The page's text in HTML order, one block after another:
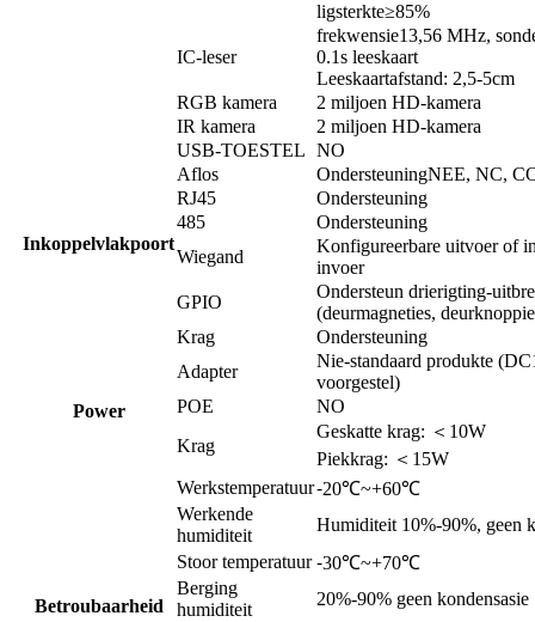
ligsterkte≥85%
IC-leser
frekwensie13,56 MHz, s
0.1s leeskaart
Leeskaartafstand: 2,5-5cm
RGB kamera
2 miljoen HD-kamera
IR kamera
2 miljoen HD-kamera
Inkoppelvlakpoort
USB-TOESTEL NO
Aflos
OndersteuningNEE, NC,
RJ45
Ondersteuning
485
Ondersteuning
Wiegand
Konfigureerbare uitvoer of
invoer
GPIO
Ondersteun drierigting-
(deurmagneties,
Krag
Ondersteuning
Power
Adapter
Nie-standaard produkte
voorgestel)
POE
NO
Krag
Geskatte krag: ＜10W
Piekkrag: ＜15W
Betroubaarheid
Werkstemperatuur⁃20℃~+60℃
Werkende
humiditeit
Humiditeit 10%-90%, geen
Stoor temperatuur ⁃30℃~+70℃
Berging
humiditeit
20%-90% geen kondensasie